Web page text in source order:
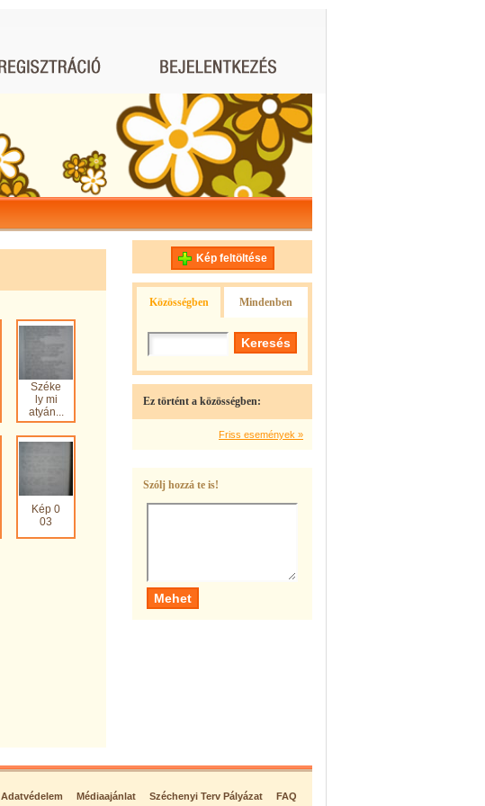
Széke
ly mi
atyán...
Kép 0
03
Kép feltöltése
Közösségben Mindenben
Ez történt a közösségben:
Friss események »
Szólj hozzá te is!
Adatvédelem Médiaajánlat Széchenyi Terv Pályázat FAQ